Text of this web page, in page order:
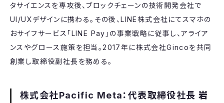
タサイエンスを専攻後、ブロックチェーンの技術開発会社で
UI/UXデザインに携わる。その後、LINE株式会社にてスマホの
おサイフサービス「LINE Pay」の事業戦略に従事し、アライア
ンスやグロース施策を担当。2017年に株式会社Gincoを共同
創業し取締役副社長を務める。
株式会社Pacific Meta：代表取締役社長 岩